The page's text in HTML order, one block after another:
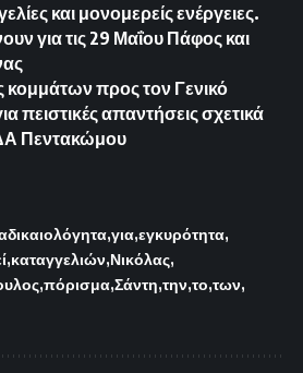
και μονομερείς ενέργειες.
για τις 29 Μαΐου Πάφος και
κομμάτων προς τον Γενικό
πειστικές απαντήσεις σχετικά
Πεντακώμου
για εγκυρότητα
καταγγελιών Νικόλας
πόρισμα Σάντη την το των